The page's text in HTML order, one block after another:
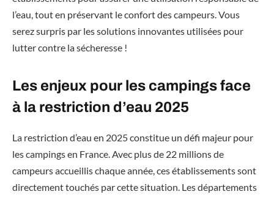
l’eau, tout en préservant le confort des campeurs. Vous
serez surpris par les solutions innovantes utilisées pour
lutter contre la sécheresse !
Les enjeux pour les campings face
à la restriction d’eau 2025
La restriction d’eau en 2025 constitue un défi majeur pour
les campings en France. Avec plus de 22 millions de
campeurs accueillis chaque année, ces établissements sont
directement touchés par cette situation. Les départements